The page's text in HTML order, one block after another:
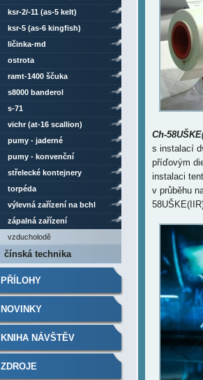
Ch-
s instalací
příďovým
instalaci
v průběhu
ksr-2/-11 (as-5 kelt)
ksr-5 (as-6 kingfish)
ličinka-md
ostrota
ramt-1400 ščuka
s8000 banderol
s-71
vichr (at-16 scallion)
pumy - jaderné
pumy - konvenční
střelecké kontejnery
torpéda
výlevná zařízení na bchl
zápalná zařízení
vzducholodě
čínská technika
PŘÍLOHY
NOVINKY
KNIHA NÁVŠTĚV
ZDROJE